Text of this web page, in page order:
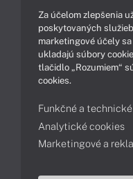
Ako nakupovať
Podpora a servis
043 4224 771
Za účelom zlepšenia
poskytovaných
marketingové účely
ukladajú súbory
tlačidlo „Rozumiem“
cookies.
Funkčné a
Analytické cookies
Marketingové a